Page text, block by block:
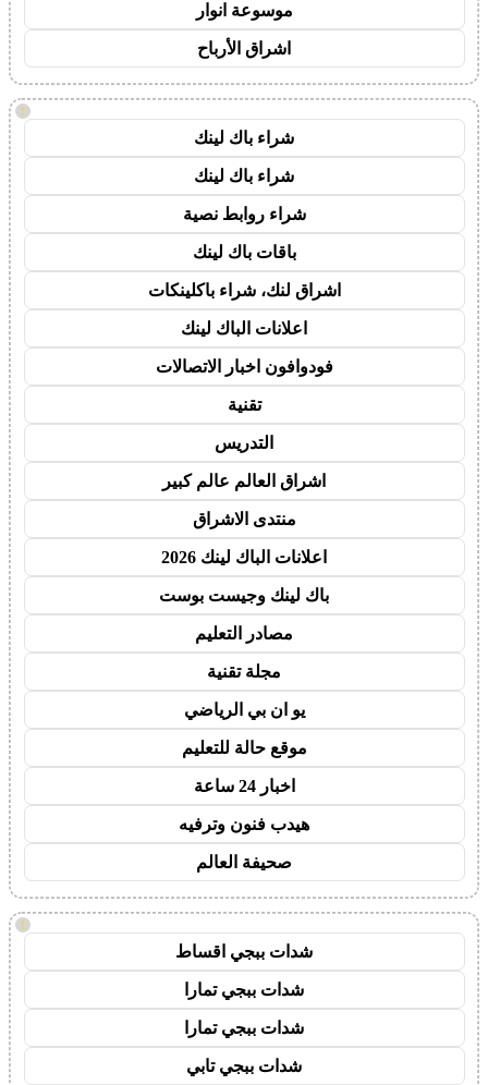
موسوعة انوار
اشراق الأرباح
!
شراء باك لينك
شراء باك لينك
شراء روابط نصية
باقات باك لينك
اشراق لنك، شراء باكلينكات
اعلانات الباك لينك
فودوافون اخبار الاتصالات
تقنية
التدريس
اشراق العالم عالم كبير
منتدى الاشراق
اعلانات الباك لينك 2026
باك لينك وجيست بوست
مصادر التعليم
مجلة تقنية
يو ان بي الرياضي
موقع حالة للتعليم
اخبار 24 ساعة
هيدب فنون وترفيه
صحيفة العالم
!
شدات ببجي اقساط
شدات ببجي تمارا
شدات ببجي تمارا
شدات ببجي تابي